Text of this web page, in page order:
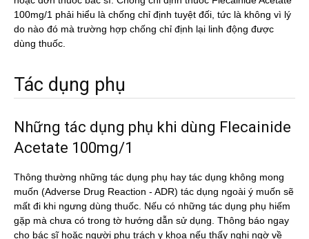
100mg/1 phải hiểu là chống chỉ định tuyệt đối, tức là không vì lý
do nào đó mà trường hợp chống chỉ định lại linh động được
dùng thuốc.
Tác dụng phụ
Những tác dụng phụ khi dùng Flecainide
Acetate 100mg/1
Thông thường những tác dụng phụ hay tác dụng không mong
muốn (Adverse Drug Reaction - ADR) tác dụng ngoài ý muốn sẽ
mất đi khi ngưng dùng thuốc. Nếu có những tác dụng phụ hiếm
gặp mà chưa có trong tờ hướng dẫn sử dụng. Thông báo ngay
cho bác sĩ hoặc người phụ trách y khoa nếu thấy nghi ngờ về